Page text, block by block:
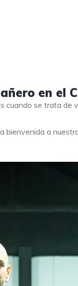
en el
se trata
a